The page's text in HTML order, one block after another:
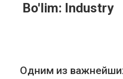
Bo'lim: Industry
Одним из